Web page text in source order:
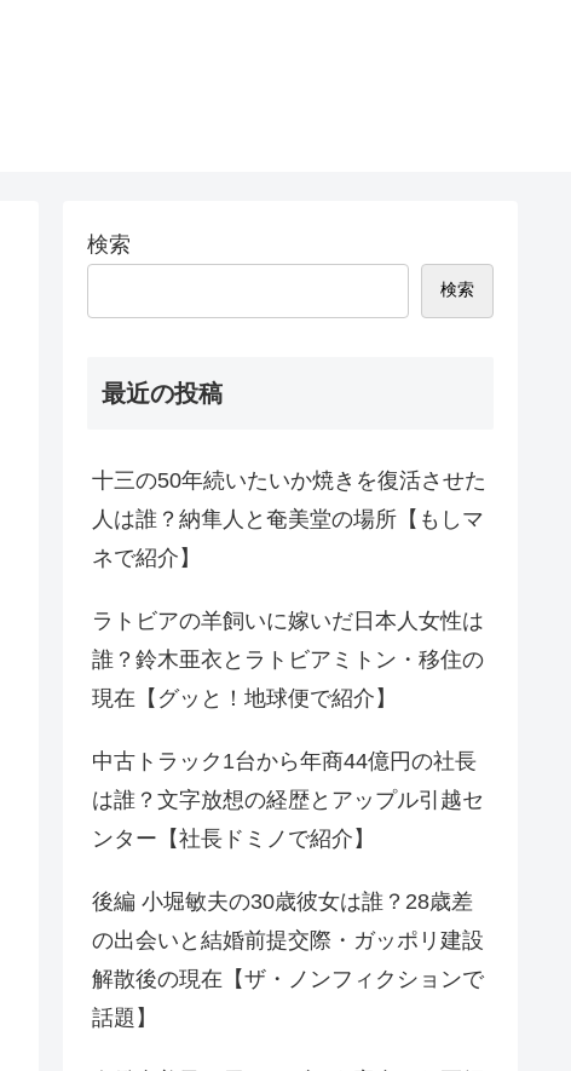
検索
検索
最近の投稿
十三の50年続いたいか焼きを復活させた
人は誰？納隼人と奄美堂の場所【もしマ
ネで紹介】
ラトビアの羊飼いに嫁いだ日本人女性は
誰？鈴木亜衣とラトビアミトン・移住の
現在【グッと！地球便で紹介】
中古トラック1台から年商44億円の社長
は誰？文字放想の経歴とアップル引越セ
ンター【社長ドミノで紹介】
後編 小堀敏夫の30歳彼女は誰？28歳差
の出会いと結婚前提交際・ガッポリ建設
解散後の現在【ザ・ノンフィクションで
話題】